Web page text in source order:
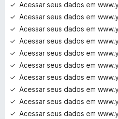
Acessar seus dados em
Acessar seus dados em
Acessar seus dados em
Acessar seus dados em
Acessar seus dados em
Acessar seus dados em
Acessar seus dados em
Acessar seus dados em
Acessar seus dados em
Acessar seus dados em